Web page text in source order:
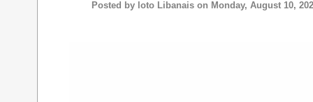
Posted by loto Libanais on Monday, August 10,